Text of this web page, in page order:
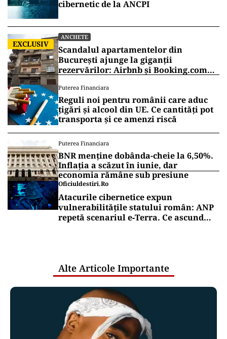
cibernetic de la ANCPI
EXCLUSIV
ANCHETE
Scandalul apartamentelor din
București ajunge la giganții
rezervărilor: Airbnb și Booking.com
Puterea Financiara
Reguli noi pentru românii care aduc
țigări și alcool din UE. Ce cantități pot
transporta și ce amenzi riscă
Puterea Financiara
BNR menține dobânda-cheie la 6,50%.
Inflația a scăzut în iunie, dar
economia rămâne sub presiune
Oficiuldestiri.ro
Atacurile cibernetice expun
vulnerabilitățile statului român: ANP
repetă scenariul e‑Terra. Ce ascund
Alte Articole Importante